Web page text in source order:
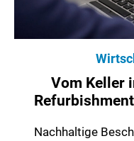
Vom Keller
Nachhaltige